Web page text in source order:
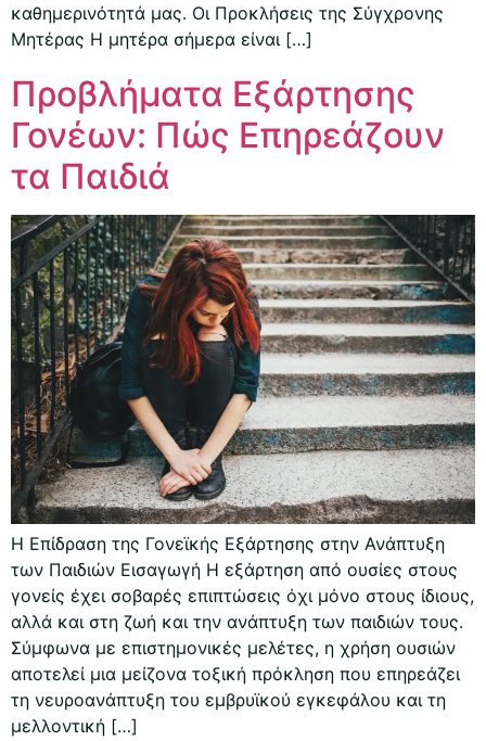
καθημερινότητά μας. Οι Προκλήσεις της Σύγχρονης
Μητέρας Η μητέρα σήμερα είναι […]
Προβλήματα Εξάρτησης
Γονέων: Πώς Επηρεάζουν
τα Παιδιά
Η Επίδραση της Γονεϊκής Εξάρτησης στην Ανάπτυξη
των Παιδιών Εισαγωγή Η εξάρτηση από ουσίες στους
γονείς έχει σοβαρές επιπτώσεις όχι μόνο στους ίδιους,
αλλά και στη ζωή και την ανάπτυξη των παιδιών τους.
Σύμφωνα με επιστημονικές μελέτες, η χρήση ουσιών
αποτελεί μια μείζονα τοξική πρόκληση που επηρεάζει
τη νευροανάπτυξη του εμβρυϊκού εγκεφάλου και τη
μελλοντική […]